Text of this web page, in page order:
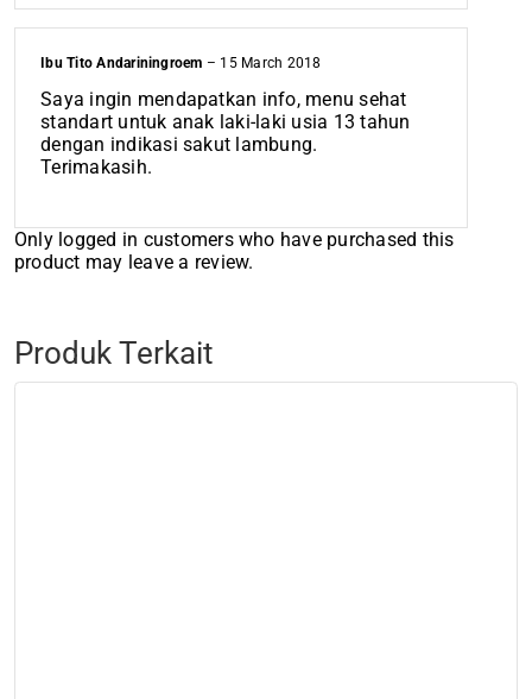
Ibu Tito Andariningroem – 15 March 2018
Saya ingin mendapatkan info, menu sehat
standart untuk anak laki-laki usia 13 tahun
dengan indikasi sakut lambung.
Terimakasih.
Only logged in customers who have purchased this
product may leave a review.
Produk Terkait